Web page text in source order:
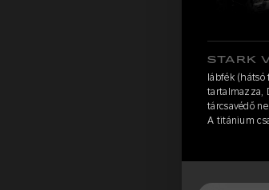
STARK
lábfék (hátsó
tartalmazza,
tárcsavédő
A titánium